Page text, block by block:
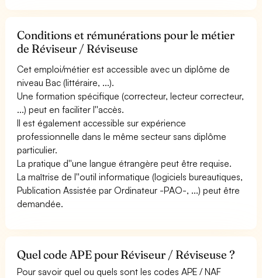
Conditions et rémunérations pour le métier
de Réviseur / Réviseuse
Cet emploi/métier est accessible avec un diplôme de
niveau Bac (littéraire, ...).
Une formation spécifique (correcteur, lecteur correcteur,
...) peut en faciliter l''accès.
Il est également accessible sur expérience
professionnelle dans le même secteur sans diplôme
particulier.
La pratique d''une langue étrangère peut être requise.
La maîtrise de l''outil informatique (logiciels bureautiques,
Publication Assistée par Ordinateur -PAO-, ...) peut être
demandée.
Quel code APE pour Réviseur / Réviseuse ?
Pour savoir quel ou quels sont les codes APE / NAF